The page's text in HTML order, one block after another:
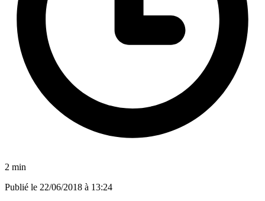
2 min
Publié le 22/06/2018 à 13:24